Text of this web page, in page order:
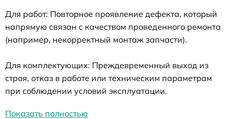
Для работ: Повторное проявление дефекта, который
напрямую связан с качеством проведенного ремонта
(например, некорректный монтаж запчасти).
Для комплектующих: Преждевременный выход из
строя, отказ в работе или техническим параметрам
при соблюдении условий эксплуатации.
Показать полностью